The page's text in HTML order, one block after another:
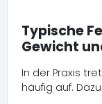
Typische
Gewicht
In der Praxis
häufig auf.